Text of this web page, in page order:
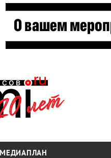
МЕДИАПЛАН